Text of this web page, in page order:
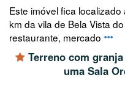
Este imóvel fica
km da vila de Bela Vista
restaurante, mercado
Terreno com
uma Sala